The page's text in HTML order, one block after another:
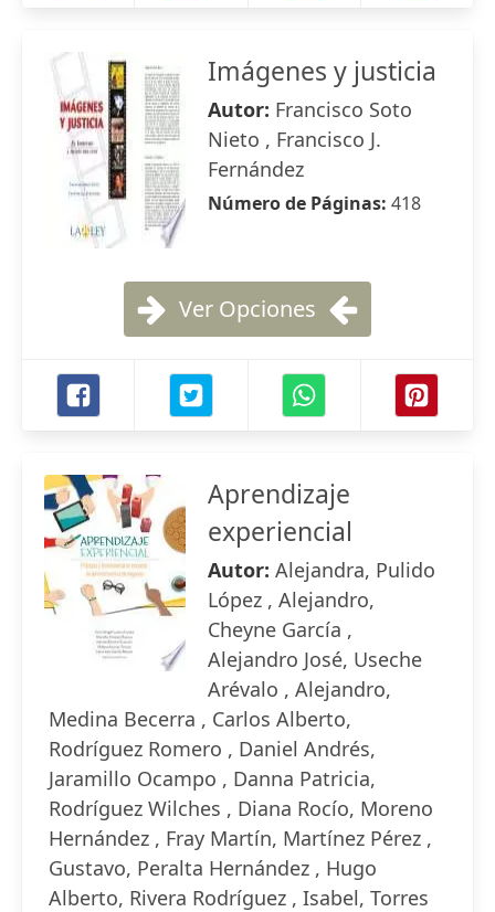
Imágenes y justicia
Autor: Francisco Soto
Nieto , Francisco J.
Fernández
Número de Páginas: 418
Ver Opciones
Aprendizaje
experiencial
Autor: Alejandra, Pulido
López , Alejandro,
Cheyne García ,
Alejandro José, Useche
Arévalo , Alejandro,
Medina Becerra , Carlos Alberto,
Rodríguez Romero , Daniel Andrés,
Jaramillo Ocampo , Danna Patricia,
Rodríguez Wilches , Diana Rocío, Moreno
Hernández , Fray Martín, Martínez Pérez ,
Gustavo, Peralta Hernández , Hugo
Alberto, Rivera Rodríguez , Isabel, Torres